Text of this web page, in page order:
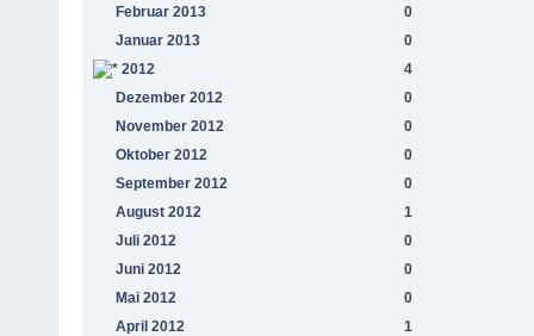
Februar 2013
0
Januar 2013
0
2012
4
Dezember 2012
0
November 2012
0
Oktober 2012
0
September 2012
0
August 2012
1
Juli 2012
0
Juni 2012
0
Mai 2012
0
April 2012
1